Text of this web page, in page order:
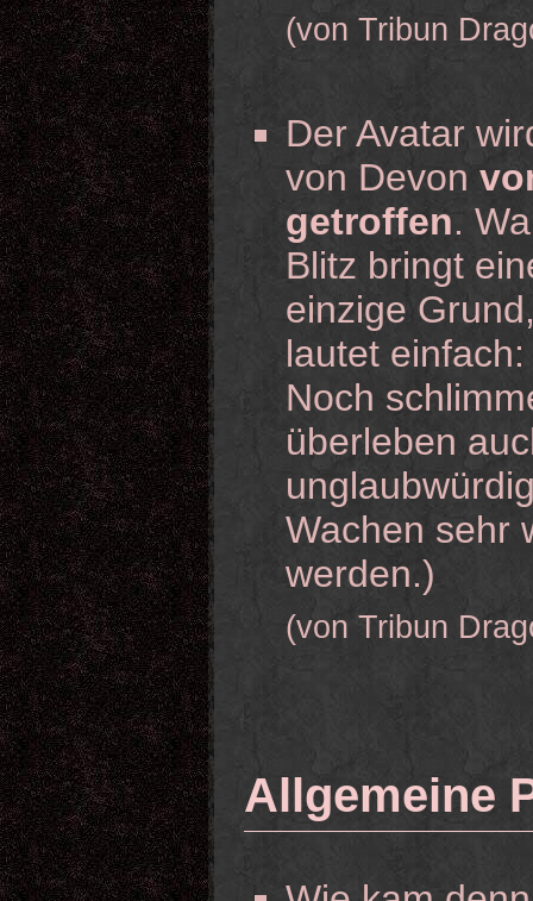
(von Tribun
Der Avatar
von Devon
getroffen.
Blitz bringt
einzige
lautet
Noch
überleben
Wachen sehr
werden.)
(von Tribun
Allgemeine